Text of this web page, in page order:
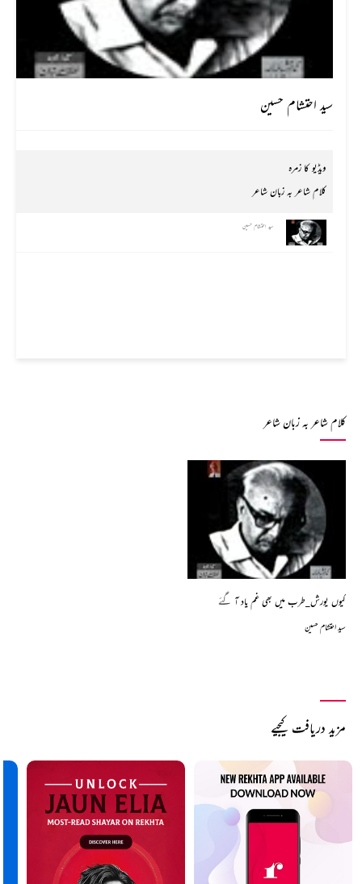
سید احتشام حسین
ویڈیو کا زمرہ
کلام شاعر بہ زبان شاعر
سید احتشام حسین
کلام شاعر بہ زبان شاعر
کیوں یورش_طرب میں بھی غم یاد آ گئے
سید احتشام حسین
مزید دریافت کیجیے